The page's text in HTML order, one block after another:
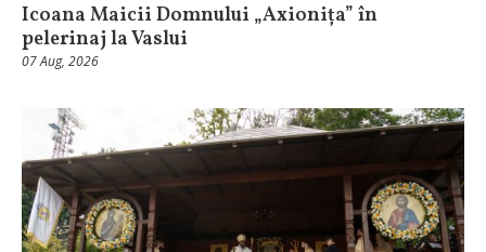
Icoana Maicii Domnului „Axionița” în
pelerinaj la Vaslui
07 Aug, 2026